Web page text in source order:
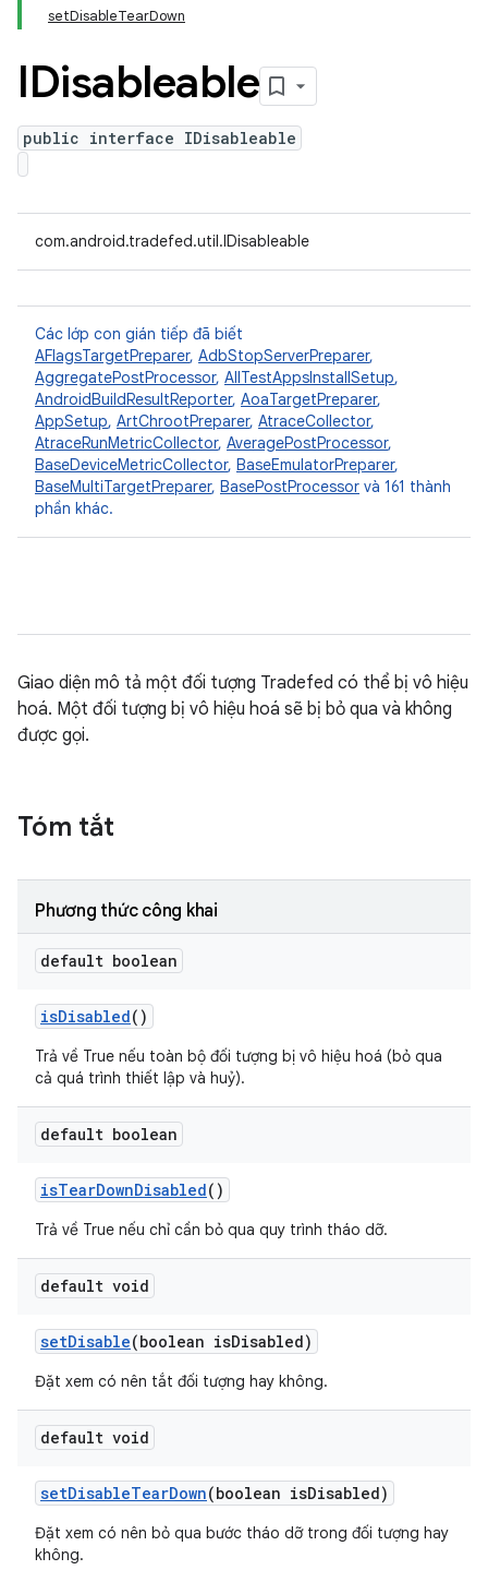
setDisableTearDown
IDisableable
public interface IDisableable
com.android.tradefed.util.IDisableable
Các lớp con gián tiếp đã biết
AFlagsTargetPreparer, AdbStopServerPreparer,
AggregatePostProcessor, AllTestAppsInstallSetup,
AndroidBuildResultReporter, AoaTargetPreparer,
AppSetup, ArtChrootPreparer, AtraceCollector,
AtraceRunMetricCollector, AveragePostProcessor,
BaseDeviceMetricCollector, BaseEmulatorPreparer,
BaseMultiTargetPreparer, BasePostProcessor và 161 thành
phần khác.
Giao diện mô tả một đối tượng Tradefed có thể bị vô hiệu
hoá. Một đối tượng bị vô hiệu hoá sẽ bị bỏ qua và không
được gọi.
Tóm tắt
Phương thức công khai
default boolean
isDisabled()
Trả về True nếu toàn bộ đối tượng bị vô hiệu hoá (bỏ qua
cả quá trình thiết lập và huỷ).
default boolean
isTearDownDisabled()
Trả về True nếu chỉ cần bỏ qua quy trình tháo dỡ.
default void
setDisable(boolean isDisabled)
Đặt xem có nên tắt đối tượng hay không.
default void
setDisableTearDown(boolean isDisabled)
Đặt xem có nên bỏ qua bước tháo dỡ trong đối tượng hay
không.